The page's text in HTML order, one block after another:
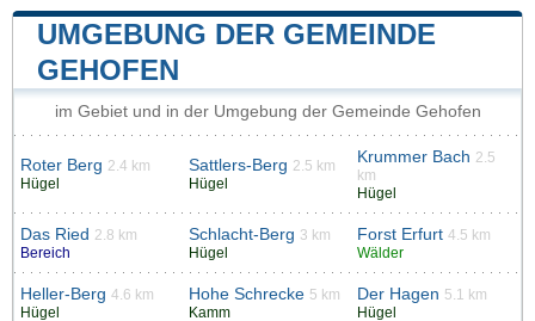
UMGEBUNG DER GEMEINDE
GEHOFEN
im Gebiet und in der Umgebung der Gemeinde Gehofen
Roter Berg 2.4 km
Hügel
Sattlers-Berg 2.5 km
Hügel
Krummer Bach 2.5
km
Hügel
Das Ried 2.8 km
Bereich
Schlacht-Berg 3 km
Hügel
Forst Erfurt 4.5 km
Wälder
Heller-Berg 4.6 km
Hügel
Hohe Schrecke 5 km
Kamm
Der Hagen 5.1 km
Hügel